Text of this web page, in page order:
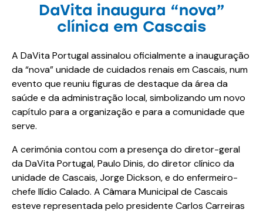
DaVita inaugura “nova”
clínica em Cascais
A DaVita Portugal assinalou oficialmente a inauguração
da “nova” unidade de cuidados renais em Cascais, num
evento que reuniu figuras de destaque da área da
saúde e da administração local, simbolizando um novo
capítulo para a organização e para a comunidade que
serve.
A cerimónia contou com a presença do diretor-geral
da DaVita Portugal, Paulo Dinis, do diretor clínico da
unidade de Cascais, Jorge Dickson, e do enfermeiro-
chefe Ilídio Calado. A Câmara Municipal de Cascais
esteve representada pelo presidente Carlos Carreiras